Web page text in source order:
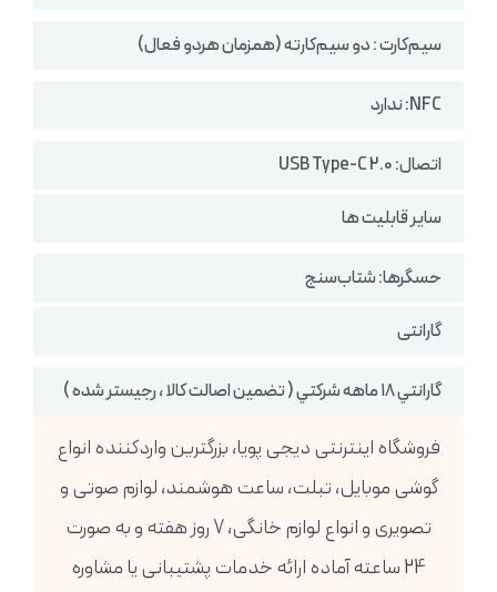
سیم‌کارت : دو سیم‌کارته (همزمان هردو فعال)
NFC: ندارد
اتصال: USB Type-C 2.0
سایر قابلیت ها
حسگرها: شتاب‌سنج
گارانتی
گارانتي ١٨ ماهه شركتي ( تضمين اصالت كالا ، رجيستر شده )
فروشگاه اینترنتی دیجی پویا، بزرگترین واردکننده انواع
گوشی موبایل، تبلت، ساعت هوشمند، لوازم صوتی و
تصویری و انواع لوازم خانگی، 7 روز هفته و به صورت
24 ساعته آماده ارائه خدمات پشتیبانی یا مشاوره